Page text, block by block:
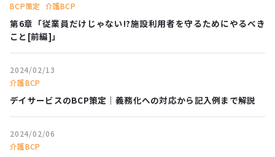
BCP策定 介護BCP
第6章「従業員だけじゃない!?施設利用者を守るためにやるべき
こと[前編]」
2024/02/13
介護BCP
デイサービスのBCP策定｜義務化への対応から記入例まで解説
2024/02/06
介護BCP